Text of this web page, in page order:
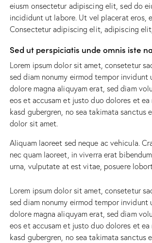
eiusm onsectetur adipiscing elit, sed do
incididunt ut labore. Ut vel placerat eros,
Consectetur adipiscing elit, adipiscing
Sed ut perspiciatis unde omnis iste
Lorem ipsum dolor sit amet, consetetur
sed diam nonumy eirmod tempor invidunt
dolore magna aliquyam erat, sed diam
eos et accusam et justo duo dolores et
kasd gubergren, no sea takimata sanctus
dolor sit amet.
Aliquam laoreet sed neque ac vehicula.
nec quam laoreet, in viverra erat
urna, vulputate at est vitae, posuere
Lorem ipsum dolor sit amet, consetetur
sed diam nonumy eirmod tempor invidunt
dolore magna aliquyam erat, sed diam
eos et accusam et justo duo dolores et
kasd gubergren, no sea takimata sanctus